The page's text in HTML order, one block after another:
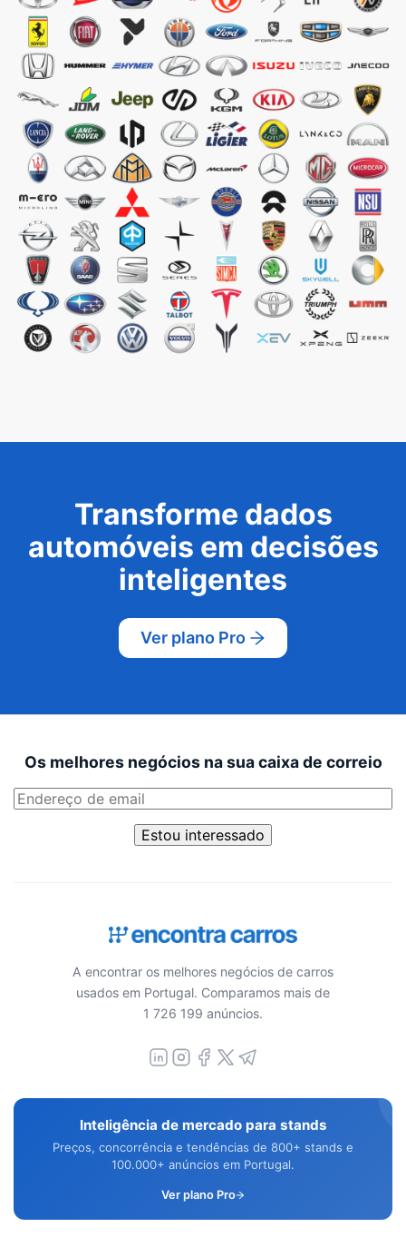
Transforme dados
automóveis em decisões
inteligentes
Ver plano Pro
Os melhores negócios na sua caixa de correio
Estou interessado
A encontrar os melhores negócios de carros
usados em Portugal. Comparamos mais de
1 726 199 anúncios.
Inteligência de mercado para stands
Preços, concorrência e tendências de 800+ stands e
100.000+ anúncios em Portugal.
Ver plano Pro